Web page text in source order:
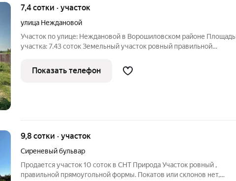
7,4 сотки · участок
улица Неждановой
Участок по улице: Неждановой в Ворошиловском районе Площадь
участка: 7.43 соток Земельный участок ровный правильной
участка, подключение газа и воды уже оплачено. Категория земли
- земли
Показать телефон
9,8 сотки · участок
Сиреневый бульвар
Продается участок 10 соток в СНТ Природа Участок ровный ,
правильной прямоугольной формы. Покатов или склонов нет,